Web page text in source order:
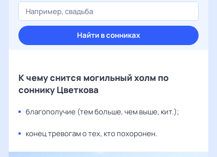
Найти в сонниках
К чему снится могильный холм по
соннику Цветкова
благополучие (тем больше, чем выше, кит.);
конец тревогам о тех, кто похоронен.